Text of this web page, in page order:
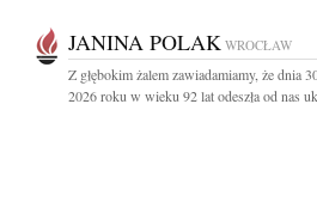
JANINA POLAK WROCŁAW
Z głębokim żalem zawiadamiamy, że dnia
2026 roku w wieku 92 lat odeszła od nas